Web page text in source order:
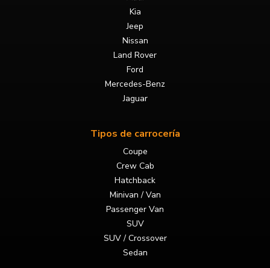
Kia
Jeep
Nissan
Land Rover
Ford
Mercedes-Benz
Jaguar
Tipos de carrocería
Coupe
Crew Cab
Hatchback
Minivan / Van
Passenger Van
SUV
SUV / Crossover
Sedan